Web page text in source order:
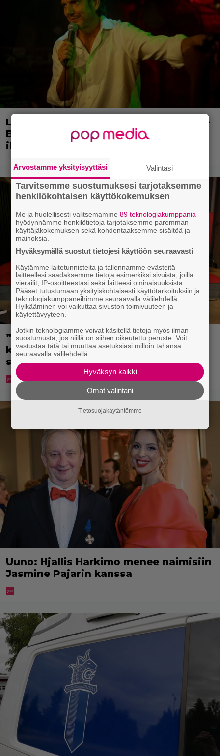
Lavakomiikkaa ja parisuhdedraamaa –
Bradley Cooper tarkkailee
ihmmissuhteita empaattisesti
”Että semmonen sirkus” – TTK-
kilpailijat julkistettiin ja kansalla on
sanottavaa
Uuno: Hjallis Harkimo menee naimisiin
Jasmine Pajarin kanssa
Arvostamme yksityisyyttäsi Valintasi
Tarvitsemme suostumuksesi tarjotaksemme
henkilökohtaisen käyttökokemuksen
Me ja huolellisesti valitsemamme89 teknologiakumppania
hyödynnämme henkilötietoja tarjotaksemme paremman
käyttäjäkokemuksen sekä kohdentaaksemme sisältöä ja
mainoksia.
Hyväksymällä suostut tietojesi käyttöön seuraavasti
Käytämme laitetunnisteita ja tallennamme evästeitä
laitteellesi saadaksemme tietoja esimerkiksi sivuista, joilla
vierailit, IP-osoitteestasi sekä laitteesi ominaisuuksista.
Pääset tutustumaan yksityiskohtaisesti käyttötarkoituksiin ja
teknologiakumppaneihimme seuraavalla välilehdellä.
Hylkääminen voi vaikuttaa sivuston toimivuuteen ja
käytettävyyteen.
Jotkin teknologiamme voivat käsitellä tietoja myös ilman
suostumusta, jos niillä on siihen oikeutettu peruste. Voit
vastustaa tätä tai muuttaa asetuksiasi milloin tahansa
seuraavalla välilehdellä.
Hyväksyn kaikki
Omat valintani
Tietosuojakäytäntömme